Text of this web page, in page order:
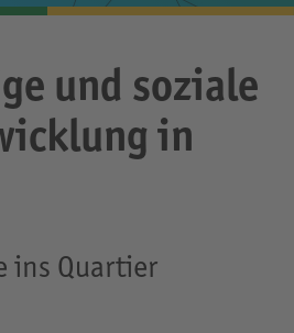
und soziale
in
ins Quartier